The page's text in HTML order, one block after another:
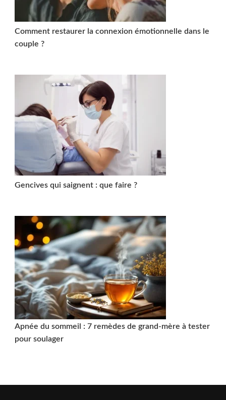
Comment restaurer la connexion émotionnelle dans le
couple ?
Gencives qui saignent : que faire ?
Apnée du sommeil : 7 remèdes de grand-mère à tester
pour soulager